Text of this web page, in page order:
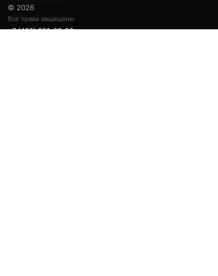
© 2026
Все права защищены
+7 (495) 981-68-36